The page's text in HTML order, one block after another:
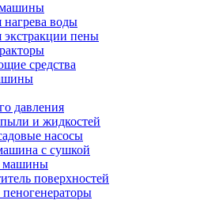
нагрева воды
экстракции пены
средства
давления
и жидкостей
насосы
с сушкой
машины
поверхностей